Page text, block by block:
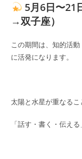
5月6日〜
→双子座）
この期間は、知的活
に活発になります。
太陽と水星が重なるこ
「話す・書く・伝え